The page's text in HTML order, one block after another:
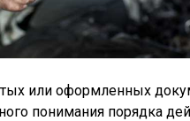
или оформленных
понимания порядка